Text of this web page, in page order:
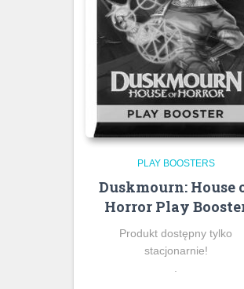
PLAY BOOSTERS
Duskmourn: House
Horror Play
Produkt dostępny tylko
stacjonarnie!
.